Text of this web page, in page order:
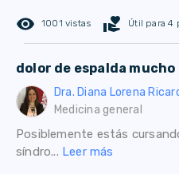
remove_red_eye 1001 vistas volunteer_activism Útil para 4
dolor de espalda mucho
Dra. Diana Lorena
Medicina general
Posiblemente estás
síndro... Leer más